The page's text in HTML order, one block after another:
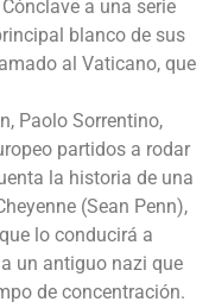
a una serie
blanco de sus
al Vaticano, que
Paolo Sorrentino,
partidos a rodar
la historia de una
(Sean Penn),
lo conducirá a
un antiguo nazi que
de concentración.